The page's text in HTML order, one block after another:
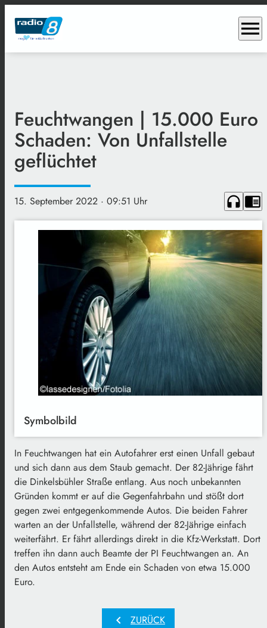
menu
Feuchtwangen | 15.000 Euro
Schaden: Von Unfallstelle
geflüchtet
15. September 2022 · 09:51 Uhr headphones chrome_reader_mode
Symbolbild
In Feuchtwangen hat ein Autofahrer erst einen Unfall gebaut
und sich dann aus dem Staub gemacht. Der 82-Jährige fährt
die Dinkelsbühler Straße entlang. Aus noch unbekannten
Gründen kommt er auf die Gegenfahrbahn und stößt dort
gegen zwei entgegenkommende Autos. Die beiden Fahrer
warten an der Unfallstelle, während der 82-Jährige einfach
weiterfährt. Er fährt allerdings direkt in die Kfz-Werkstatt. Dort
treffen ihn dann auch Beamte der PI Feuchtwangen an. An
den Autos entsteht am Ende ein Schaden von etwa 15.000
Euro.
chevron_left ZURÜCK